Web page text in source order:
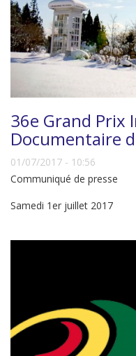
36e Grand Prix
Documentaire
01/07/2017 - 10:56
Communiqué de presse
Samedi 1er juillet 2017